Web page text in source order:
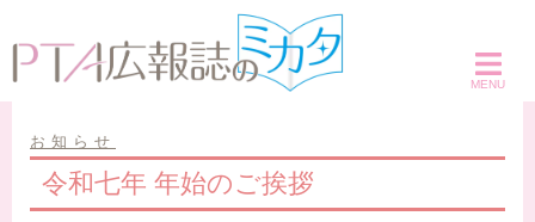
ン
ン
お知らせ
令和七年 年始のご挨拶